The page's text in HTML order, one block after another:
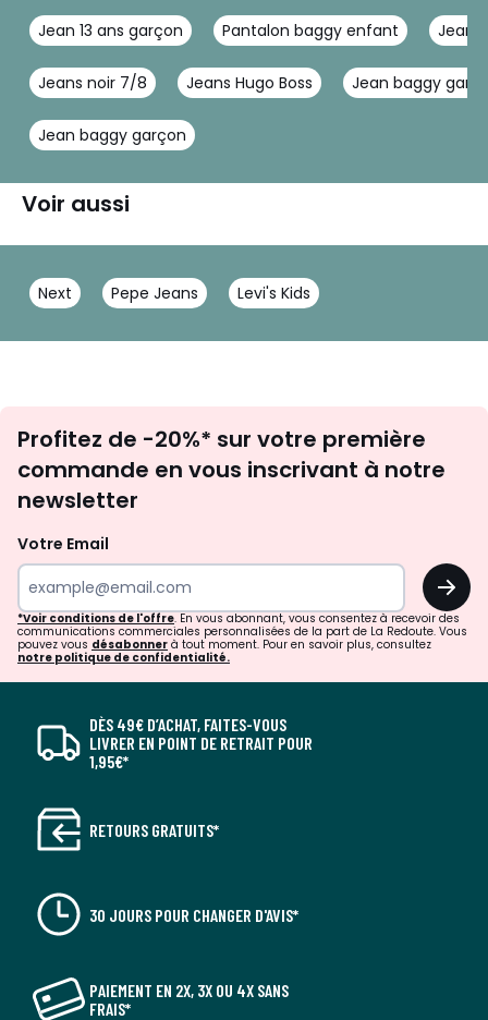
Jean 13 ans garçon Pantalon baggy enfant Jean
Jeans noir 7/8 Jeans Hugo Boss Jean baggy
Jean baggy garçon
Voir aussi
Next Pepe Jeans Levi's Kids
newsletter
Profitez de -20%* sur votre première
commande en vous inscrivant à notre
newsletter
Votre Email
OK
*Voir conditions de l'offre. En vous abonnant, vous consentez à recevoir des
communications commerciales personnalisées de la part de La Redoute. Vous
pouvez vous désabonner à tout moment. Pour en savoir plus, consultez
notre politique de confidentialité.
DÈS 49€ D’ACHAT, FAITES-VOUS
LIVRER EN POINT DE RETRAIT POUR
1,95€*
RETOURS GRATUITS*
30 JOURS POUR CHANGER D'AVIS*
PAIEMENT EN 2X, 3X OU 4X SANS
FRAIS*